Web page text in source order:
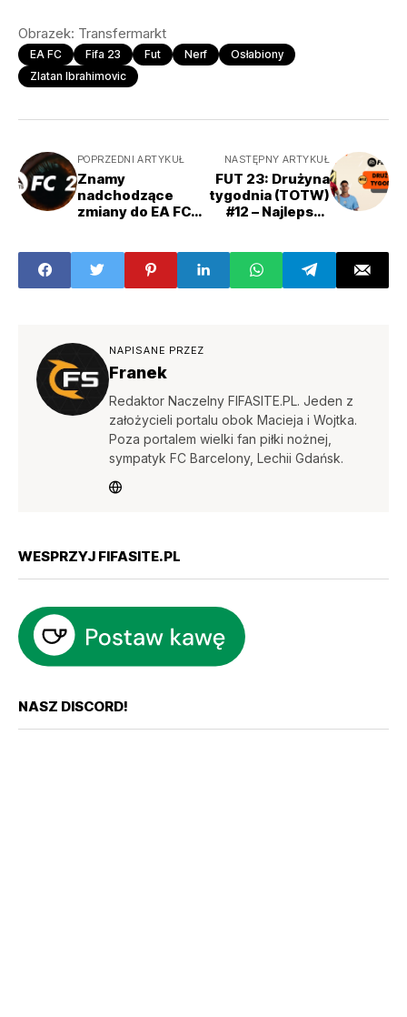
Obrazek: Transfermarkt
EA FC Fifa 23 Fut Nerf
Osłabiony
Zlatan Ibrahimovic
POPRZEDNI ARTYKUŁ
Znamy
nadchodzące
zmiany do EA FC
wrześniu?
NASTĘPNY ARTYKUŁ
FUT 23: Drużyna
tygodnia (TOTW)
#12 – Najlepsza
NAPISANE PRZEZ
Franek
Redaktor Naczelny FIFASITE.PL. Jeden z
założycieli portalu obok Macieja i Wojtka.
Poza portalem wielki fan piłki nożnej,
sympatyk FC Barcelony, Lechii Gdańsk.
WESPRZYJ FIFASITE.PL
NASZ DISCORD!